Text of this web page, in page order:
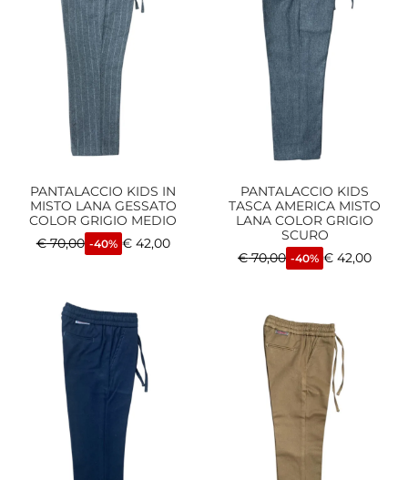
PANTALACCIO KIDS IN
MISTO LANA GESSATO
COLOR GRIGIO MEDIO
€70,00 -40% €42,00
PANTALACCIO KIDS
TASCA AMERICA MISTO
LANA COLOR GRIGIO
SCURO
€70,00 -40% € 42,00